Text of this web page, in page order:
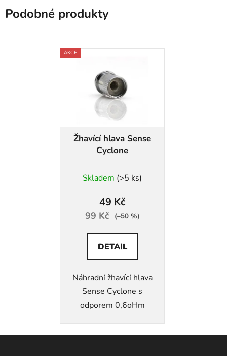
Podobné produkty
AKCE
Žhavící hlava Sense
Cyclone
Skladem (>5 ks)
49 Kč
99 Kč (–50 %)
DETAIL
Náhradní žhavící hlava
Sense Cyclone s
odporem 0,6oHm